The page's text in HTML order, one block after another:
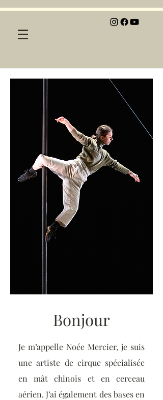
Bonjour
Je m’appelle Noée Mercier, je suis
une artiste de cirque spécialisée
en mât chinois et en cerceau
aérien. J’ai également des bases en